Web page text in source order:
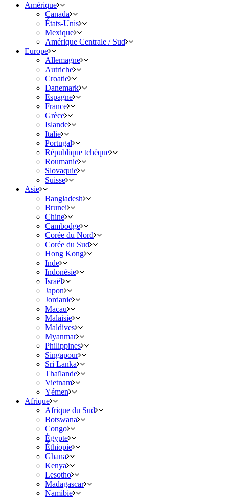
Amérique
Canada
États-Unis
Mexique
Amérique Centrale / Sud
Europe
Allemagne
Autriche
Croatie
Danemark
Espagne
France
Grèce
Islande
Italie
Portugal
République tchèque
Roumanie
Slovaquie
Suisse
Asie
Bangladesh
Brunei
Chine
Cambodge
Corée du Nord
Corée du Sud
Hong Kong
Inde
Indonésie
Israël
Japon
Jordanie
Macau
Malaisie
Maldives
Myanmar
Philippines
Singapour
Sri Lanka
Thaïlande
Vietnam
Yémen
Afrique
Afrique du Sud
Botswana
Congo
Égypte
Éthiopie
Ghana
Kenya
Lesotho
Madagascar
Namibie